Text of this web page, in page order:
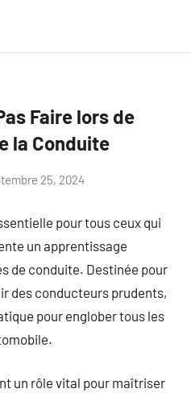
Faire lors de
la Conduite
25, 2024
pour tous ceux qui
un apprentissage
de conduite. Destinée pour
des conducteurs prudents,
pour englober tous les
un rôle vital pour maîtriser